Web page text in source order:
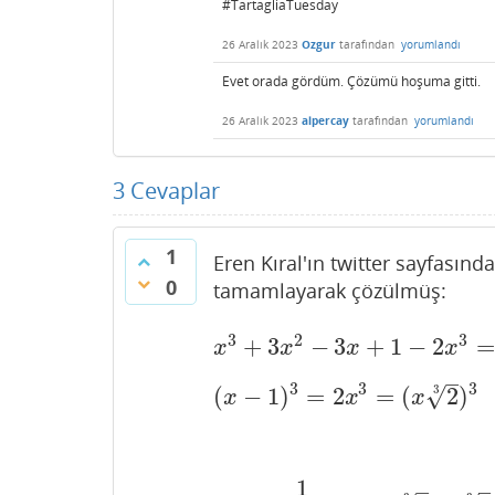
#TartagliaTuesday
26 Aralık 2023 Ozgur tarafından yorumlandı
Evet orada gördüm. Çözümü hoşuma gitti.
26 Aralık 2023 alpercay tarafından yorumlandı
3 Cevaplar
1
0
Eren Kıral'ın twitter
tamamlayarak çözülmüş:
x3 + 3x2 − 3x + 1 − 2x3 =
x3+3x 2−3x +1 −2x 3= −2 x3
(x − 1)3 = 2x3 = (x 2
–
√
3 )3
(x−1 )3= 2x3= (x2 3)3
1